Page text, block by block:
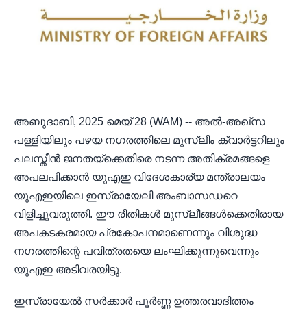
അബുദാബി, 2025 മെയ് 28 (WAM) -- അൽ-അഖ്‌സ
പള്ളിയിലും പഴയ നഗരത്തിലെ മുസ്ലീം ക്വാർട്ടറിലും
പലസ്തീൻ ജനതയ്‌ക്കെതിരെ നടന്ന അതിക്രമങ്ങളെ
അപലപിക്കാൻ യുഎഇ വിദേശകാര്യ മന്ത്രാലയം
യുഎഇയിലെ ഇസ്രായേലി അംബാസഡറെ
വിളിച്ചുവരുത്തി. ഈ രീതികൾ മുസ്ലീങ്ങൾക്കെതിരായ
അപകടകരമായ പ്രകോപനമാണെന്നും വിശുദ്ധ
നഗരത്തിന്റെ പവിത്രതയെ ലംഘിക്കുന്നുവെന്നും
യുഎഇ അടിവരയിട്ടു.
ഇസ്രായേൽ സർക്കാർ പൂർണ്ണ ഉത്തരവാദിത്തം